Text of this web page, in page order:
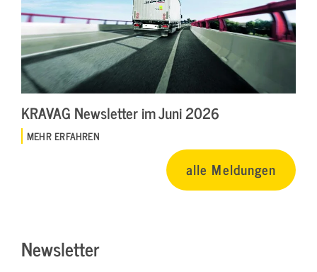
KRAVAG Newsletter im Juni 2026
MEHR ERFAHREN
alle Meldungen
Newsletter